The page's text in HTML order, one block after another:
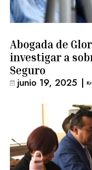
Abogada de
investigar a
Seguro
junio 19, 2025 |